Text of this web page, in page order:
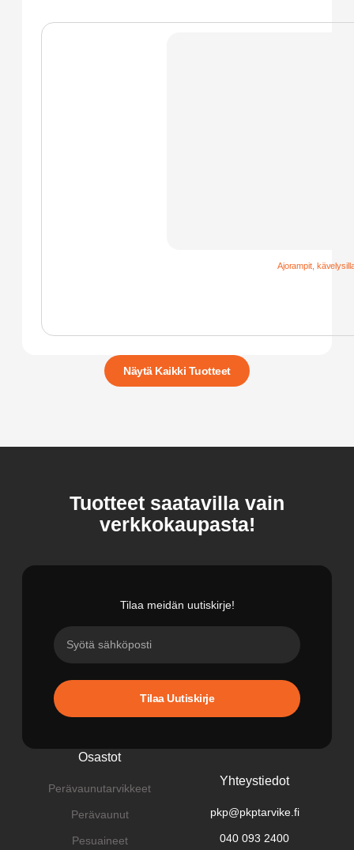
Näytä Kaikki Tuotteet
Ajorampit,
Tuotteet saatavilla vain
verkkokaupasta!
Tilaa meidän uutiskirje!
Tilaa Uutiskirje
Osastot
Perävaunutarvikkeet
Perävaunut
Pesuaineet
Yhteystiedot
pkp@pkptarvike.fi
040 093 2400